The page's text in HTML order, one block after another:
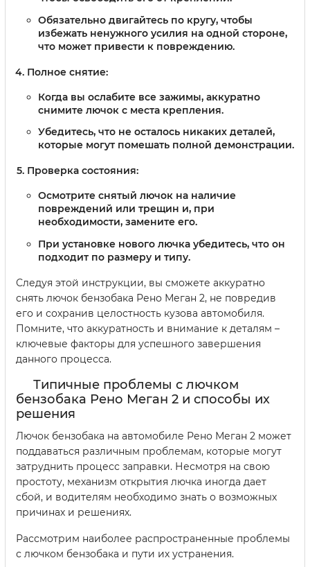
Обязательно двигайтесь по кругу, чтобы
избежать ненужного усилия на одной стороне,
что может привести к повреждению.
Полное снятие:
Когда вы ослабите все зажимы, аккуратно
снимите лючок с места крепления.
Убедитесь, что не осталось никаких деталей,
которые могут помешать полной демонстрации.
Проверка состояния:
Осмотрите снятый лючок на наличие
повреждений или трещин и, при
необходимости, замените его.
При установке нового лючка убедитесь, что он
подходит по размеру и типу.
Следуя этой инструкции, вы сможете аккуратно
снять лючок бензобака Рено Меган 2, не повредив
его и сохранив целостность кузова автомобиля.
Помните, что аккуратность и внимание к деталям –
ключевые факторы для успешного завершения
данного процесса.
Типичные проблемы с лючком
бензобака Рено Меган 2 и способы их
решения
Лючок бензобака на автомобиле Рено Меган 2 может
поддаваться различным проблемам, которые могут
затруднить процесс заправки. Несмотря на свою
простоту, механизм открытия лючка иногда дает
сбой, и водителям необходимо знать о возможных
причинах и решениях.
Рассмотрим наиболее распространенные проблемы
с лючком бензобака и пути их устранения.